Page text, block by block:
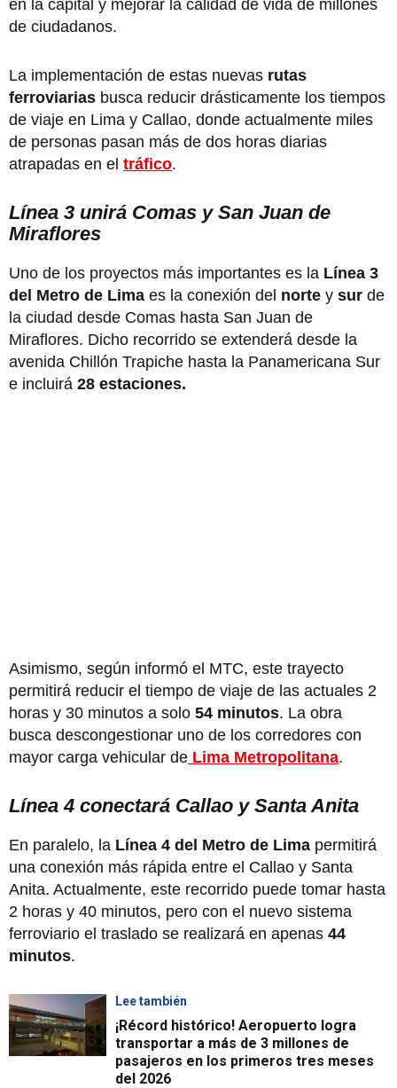
en la capital y mejorar la calidad de vida de millones
de ciudadanos.
La implementación de estas nuevas rutas
ferroviarias busca reducir drásticamente los tiempos
de viaje en Lima y Callao, donde actualmente miles
de personas pasan más de dos horas diarias
atrapadas en el tráfico.
Línea 3 unirá Comas y San Juan de
Miraflores
Uno de los proyectos más importantes es la Línea 3
del Metro de Lima es la conexión del norte y sur de
la ciudad desde Comas hasta San Juan de
Miraflores. Dicho recorrido se extenderá desde la
avenida Chillón Trapiche hasta la Panamericana Sur
e incluirá 28 estaciones.
Asimismo, según informó el MTC, este trayecto
permitirá reducir el tiempo de viaje de las actuales 2
horas y 30 minutos a solo 54 minutos. La obra
busca descongestionar uno de los corredores con
mayor carga vehicular de Lima Metropolitana.
Línea 4 conectará Callao y Santa Anita
En paralelo, la Línea 4 del Metro de Lima permitirá
una conexión más rápida entre el Callao y Santa
Anita. Actualmente, este recorrido puede tomar hasta
2 horas y 40 minutos, pero con el nuevo sistema
ferroviario el traslado se realizará en apenas 44
minutos.
Lee también
¡Récord histórico! Aeropuerto logra
transportar a más de 3 millones de
pasajeros en los primeros tres meses
del 2026